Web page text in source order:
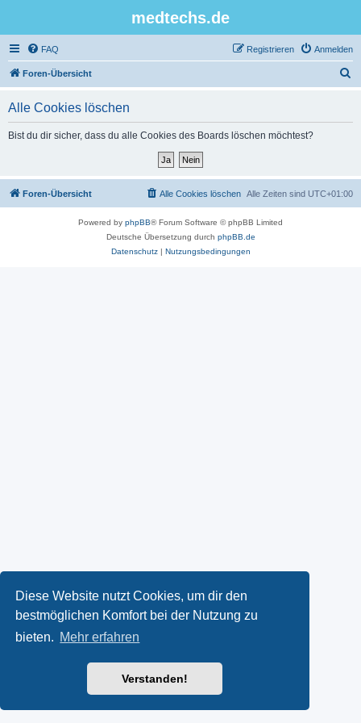
Diese Website nutzt Cookies, um dir den
bestmöglichen Komfort bei der Nutzung zu
bieten. Mehr erfahren
Verstanden!
medtechs.de
FAQ Anmelden
Registrieren
Foren-Übersicht
Alle Cookies löschen
Bist du dir sicher, dass du alle Cookies des Boards löschen möchtest?
Foren-Übersicht Alle Zeiten sind UTC+01:00
Alle Cookies löschen
Powered by phpBB® Forum Software © phpBB Limited
Deutsche Übersetzung durch phpBB.de
Datenschutz| Nutzungsbedingungen